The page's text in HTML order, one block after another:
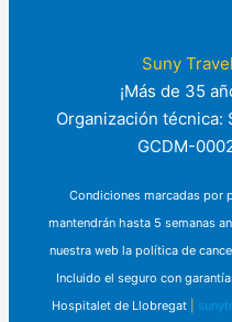
Suny
¡Más de 35
Organización técnica:
GCDM-
Condiciones marcadas por
mantendrán hasta 5 semanas
nuestra web la política de
Incluido el seguro con
Hospitalet de Llobregat